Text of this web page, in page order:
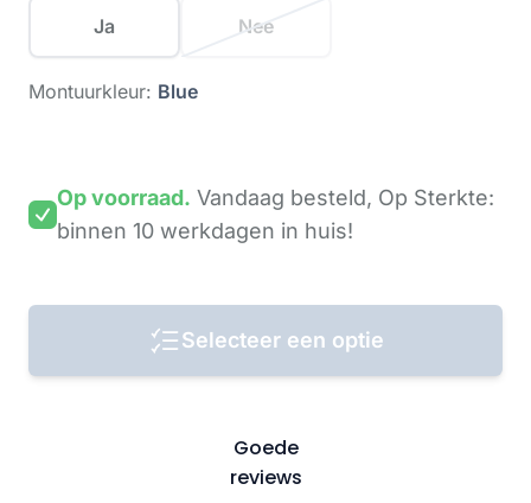
Ja Nee
Montuurkleur: Blue
Op voorraad. Vandaag besteld, Op Sterkte:
binnen 10 werkdagen in huis!
Selecteer een optie
Goede
reviews